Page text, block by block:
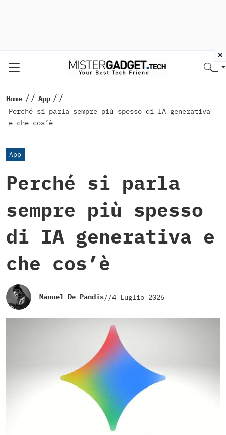
Home // App //
Perché si parla sempre più spesso di IA generativa
e che cos’è
App
Perché si parla
sempre più spesso
di IA generativa e
che cos’è
Manuel De Pandis//4 Luglio 2026
×